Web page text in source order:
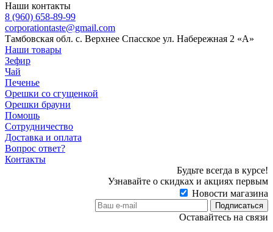
Наши контакты
8 (960) 658-89-99
corporationtaste@gmail.com
Тамбовская обл. с. Верхнее Спасское ул. Набережная 2 «А»
Наши товары
Зефир
Чай
Печенье
Орешки со сгущенкой
Орешки брауни
Помощь
Сотрудничество
Доставка и оплата
Вопрос ответ?
Контакты
Будьте всегда в курсе!
Узнавайте о скидках и акциях первым
Новости магазина
Оставайтесь на связи